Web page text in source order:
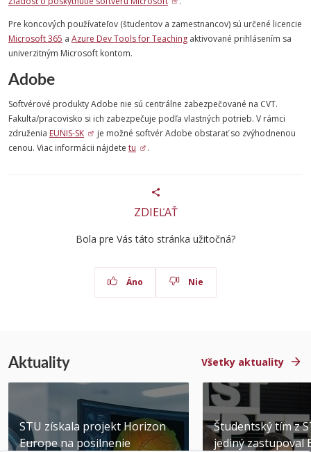
Pre koncových používateľov (študentov a zamestnancov) sú určené licencie
Microsoft 365 a Azure Dev Tools for Teaching aktivované prihlásením sa
univerzitným Microsoft kontom.
Adobe
Softvérové produkty Adobe nie sú centrálne zabezpečované na CVT.
Fakulta/pracovisko si ich zabezpečuje podľa vlastných potrieb. V rámci
združenia EUNIS-SK
je možné softvér Adobe obstarať so zvýhodnenou
cenou. Viac informácii nájdete tu .
ZDIEĽAŤ
Bola pre Vás táto stránka užitočná?
Áno Nie
Aktuality Všetky aktuality
STU získala projekt Horizon
Europe na posilnenie
Študentský tím z
jediný zastupoval